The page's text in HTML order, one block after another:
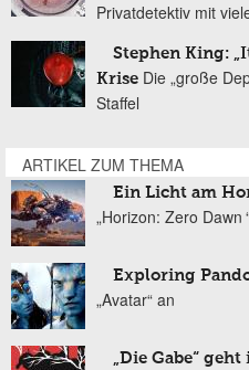
Privatdetektiv mit
Stephen King:
Krise Die „große
Staffel
ARTIKEL ZUM THEMA
Ein Licht am
„Horizon: Zero Dawn
Exploring
„Avatar“ an
„Die Gabe“ geht